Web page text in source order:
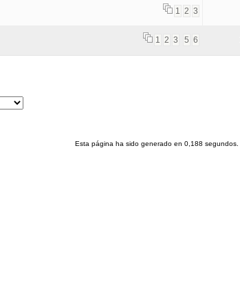
1 2 3
1 2 3 5 6
Esta página ha sido generado en 0,188 segundos.